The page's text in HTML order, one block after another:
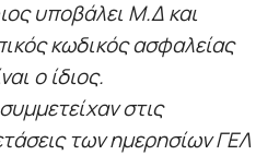
υποβάλει Μ.Δ και
κωδικός ασφαλείας
ο ίδιος.
στις
των ημερησίων ΓΕΛ